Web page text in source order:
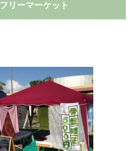
リーマーケット